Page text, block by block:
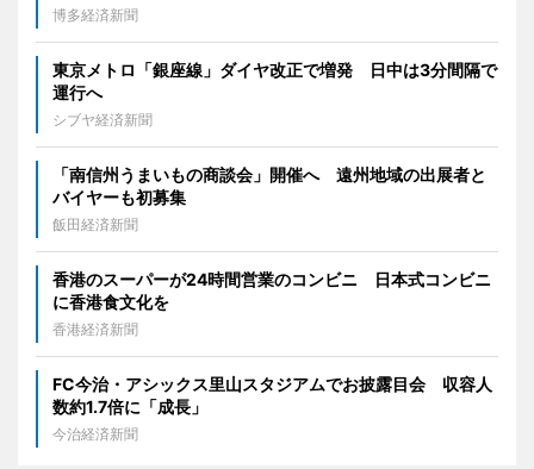
博多経済新聞
東京メトロ「銀座線」ダイヤ改正で増発 日中は3分間隔で
運行へ
シブヤ経済新聞
「南信州うまいもの商談会」開催へ 遠州地域の出展者と
バイヤーも初募集
飯田経済新聞
香港のスーパーが24時間営業のコンビニ 日本式コンビニ
に香港食文化を
香港経済新聞
FC今治・アシックス里山スタジアムでお披露目会 収容人
数約1.7倍に「成長」
今治経済新聞